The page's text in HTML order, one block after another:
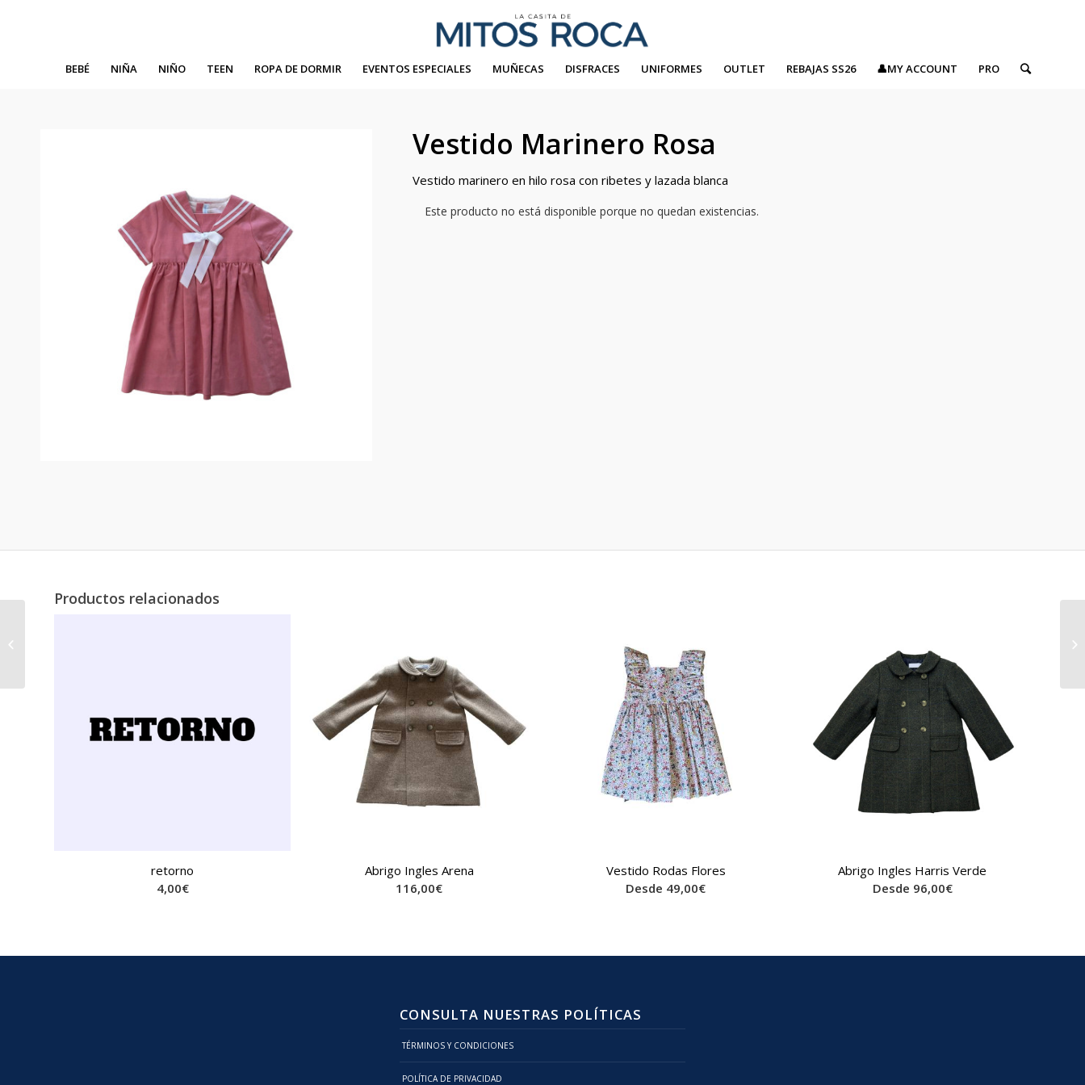
BEBÉ NIÑA NIÑO TEEN ROPA DE DORMIR EVENTOS ESPECIALES MUÑECAS DISFRACES UNIFORMES OUTLET REBAJAS SS26 👤MY ACCOUNT PRO
Vestido Marinero Rosa
Vestido marinero en hilo rosa con ribetes y lazada blanca
Este producto no está disponible porque no quedan existencias.
Productos relacionados
retorno
4,00€
Abrigo Ingles Arena
116,00€
Vestido Rodas Flores
Desde 49,00€
Abrigo Ingles Harris Verde
Desde 96,00€
CONSULTA NUESTRAS POLÍTICAS
TÉRMINOS Y CONDICIONES
POLÍTICA DE PRIVACIDAD